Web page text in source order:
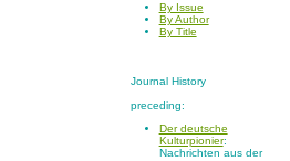
By Issue
By Author
By Title
Journal History
preceding:
Der deutsche
Kulturpionier:
Nachrichten aus der